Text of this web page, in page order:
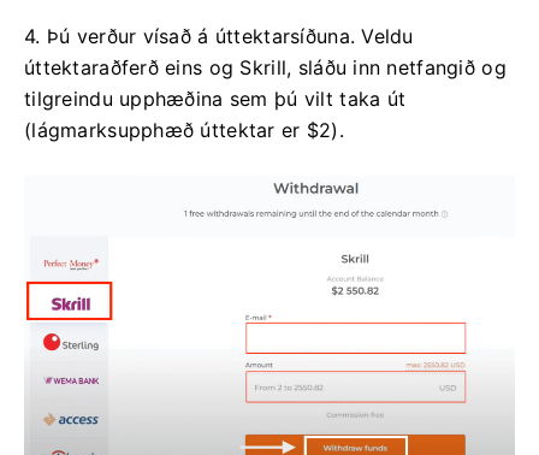
4. Þú verður vísað á úttektarsíðuna. Veldu
úttektaraðferð eins og Skrill, sláðu inn netfangið og
tilgreindu upphæðina sem þú vilt taka út
(lágmarksupphæð úttektar er $2).